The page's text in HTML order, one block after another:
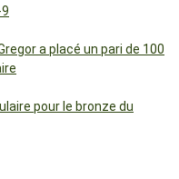
a placé un pari de 100
pour le bronze du